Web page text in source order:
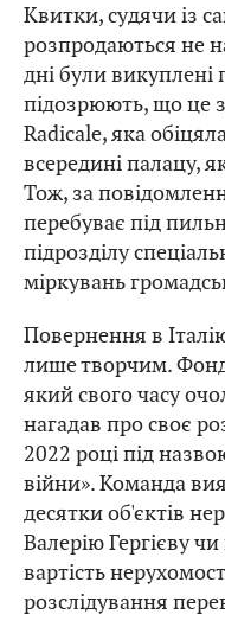
Квитки, судячи із
розпродаються не
дні були викуплені
підозрюють, що це
Radicale, яка
всередині палацу,
Тож, за
перебуває під
підрозділу
міркувань
Повернення в
лише творчим.
який свого часу
нагадав про своє
2022 році під
війни». Команда
десятки об'єктів
Валерію Гергієву
вартість
розслідування